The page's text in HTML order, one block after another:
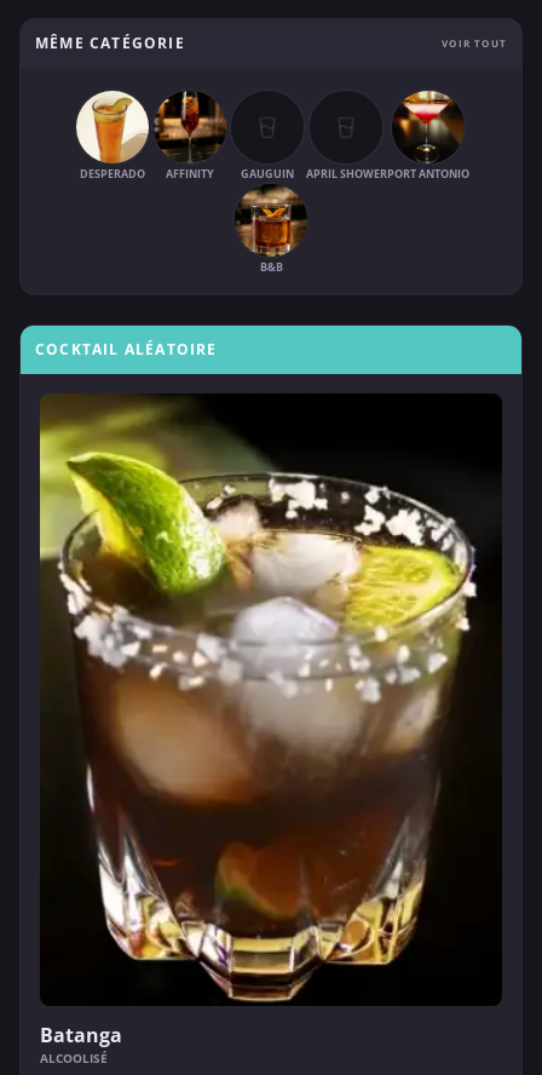
MÊME CATÉGORIE VOIR TOUT
DESPERADO AFFINITY GAUGUIN APRIL SHOWERPORT ANTONIO
B&B
COCKTAIL ALÉATOIRE
Batanga
ALCOOLISÉ